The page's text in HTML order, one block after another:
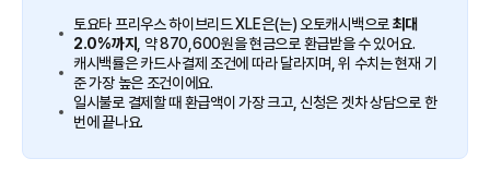
토요타 프리우스 하이브리드 XLE은(는) 오토캐시백으로 최대
2.0%까지 , 약 870,600원을 현금으로 환급받을 수 있어요.
캐시백률은 카드사·결제 조건에 따라 달라지며, 위 수치는 현재 기
준 가장 높은 조건이에요.
일시불로 결제할 때 환급액이 가장 크고, 신청은 겟차 상담으로 한
번에 끝나요.